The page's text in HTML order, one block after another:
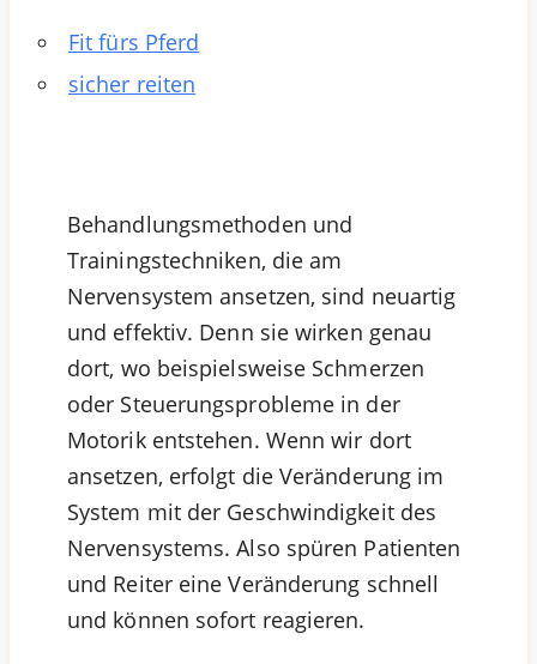
Fit fürs Pferd
sicher reiten
Behandlungsmethoden und
Trainingstechniken, die am
Nervensystem ansetzen, sind neuartig
und effektiv. Denn sie wirken genau
dort, wo beispielsweise Schmerzen
oder Steuerungsprobleme in der
Motorik entstehen. Wenn wir dort
ansetzen, erfolgt die Veränderung im
System mit der Geschwindigkeit des
Nervensystems. Also spüren Patienten
und Reiter eine Veränderung schnell
und können sofort reagieren.